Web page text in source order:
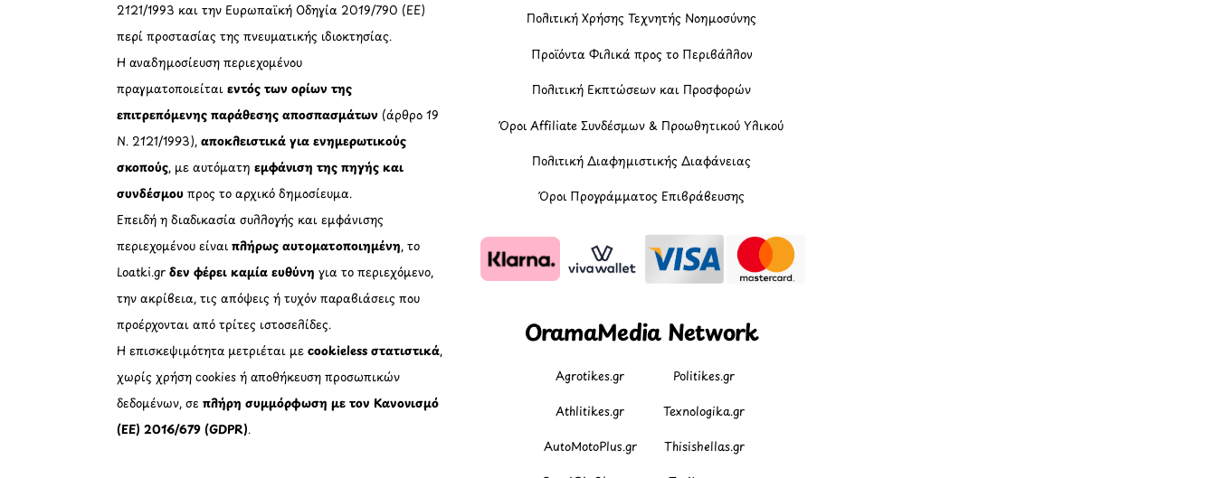
2121/1993 και την Ευρωπαϊκή Οδηγία 2019/790 (ΕΕ)
περί προστασίας της πνευματικής ιδιοκτησίας.
Η αναδημοσίευση περιεχομένου
πραγματοποιείταιεντός των ορίων της
επιτρεπόμενης παράθεσης αποσπασμάτων (άρθρο 19
Ν. 2121/1993), αποκλειστικά για ενημερωτικούς
σκοπούς, με αυτόματηεμφάνιση της πηγής και
συνδέσμου προς το αρχικό δημοσίευμα.
Επειδή η διαδικασία συλλογής και εμφάνισης
περιεχομένου είναιπλήρως αυτοματοποιημένη, το
Loatki.grδεν φέρει καμία ευθύνη για το περιεχόμενο,
την ακρίβεια, τις απόψεις ή τυχόν παραβιάσεις που
προέρχονται από τρίτες ιστοσελίδες.
Η επισκεψιμότητα μετριέται μεcookieless στατιστικά,
χωρίς χρήση cookies ή αποθήκευση προσωπικών
δεδομένων, σεπλήρη συμμόρφωση με τον Κανονισμό
(ΕΕ) 2016/679 (GDPR).
Πολιτική Χρήσης Τεχνητής Νοημοσύνης
Προϊόντα Φιλικά προς το Περιβάλλον
Πολιτική Εκπτώσεων και Προσφορών
Όροι Affiliate Συνδέσμων & Προωθητικού Υλικού
Πολιτική Διαφημιστικής Διαφάνειας
Όροι Προγράμματος Επιβράβευσης
OramaMedia Network
Agrotikes.gr Politikes.gr
Athlitikes.gr Texnologika.gr
AutoMotoPlus.gr Thisishellas.gr